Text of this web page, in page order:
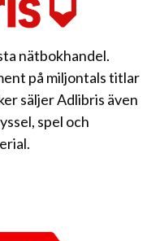
nätbokhandel.
på miljontals titlar
säljer Adlibris även
spel och